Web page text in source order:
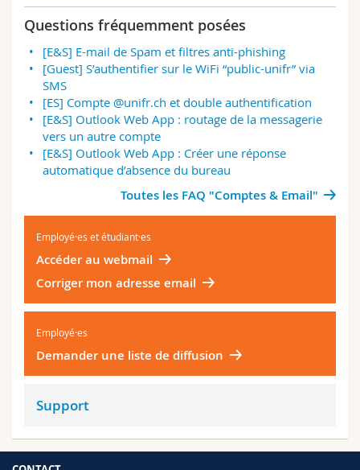
Questions fréquemment posées
[E&S] E-mail de Spam et filtres anti-phishing
[Guest] S’authentifier sur le WiFi “public-unifr” via
SMS
[ES] Compte @unifr.ch et double authentification
[E&S] Outlook Web App : routage de la messagerie
vers un autre compte
[E&S] Outlook Web App : Créer une réponse
automatique d’absence du bureau
Toutes les FAQ "Comptes & Email"
Employé·es et étudiant·es
Accéder au webmail
Corriger mon adresse email
Employé·es
Demander une liste de diffusion
Support